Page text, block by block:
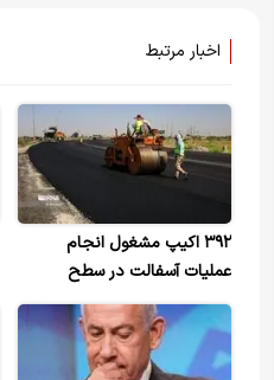
اخبار مرتبط
۳۹۲ اکیپ‌ مشغول انجام
عملیات آسفالت در سطح
محورهای شریانی کشور